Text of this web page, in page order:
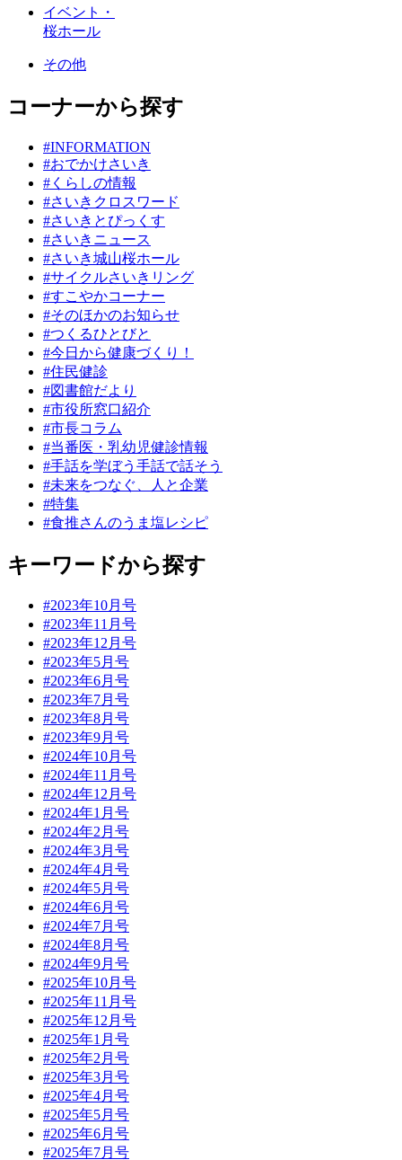
イベント・
桜ホール
その他
コーナーから探す
#INFORMATION
#おでかけさいき
#くらしの情報
#さいきクロスワード
#さいきとぴっくす
#さいきニュース
#さいき城山桜ホール
#サイクルさいきリング
#すこやかコーナー
#そのほかのお知らせ
#つくるひとびと
#今日から健康づくり！
#住民健診
#図書館だより
#市役所窓口紹介
#市長コラム
#当番医・乳幼児健診情報
#手話を学ぼう手話で話そう
#未来をつなぐ、人と企業
#特集
#食推さんのうま塩レシピ
キーワードから探す
#2023年10月号
#2023年11月号
#2023年12月号
#2023年5月号
#2023年6月号
#2023年7月号
#2023年8月号
#2023年9月号
#2024年10月号
#2024年11月号
#2024年12月号
#2024年1月号
#2024年2月号
#2024年3月号
#2024年4月号
#2024年5月号
#2024年6月号
#2024年7月号
#2024年8月号
#2024年9月号
#2025年10月号
#2025年11月号
#2025年12月号
#2025年1月号
#2025年2月号
#2025年3月号
#2025年4月号
#2025年5月号
#2025年6月号
#2025年7月号